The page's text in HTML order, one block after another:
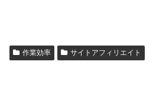
作業効率 サイトアフィリエイト